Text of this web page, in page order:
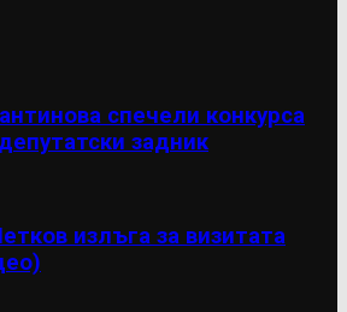
спечели конкурса
задник
излъга за визитата